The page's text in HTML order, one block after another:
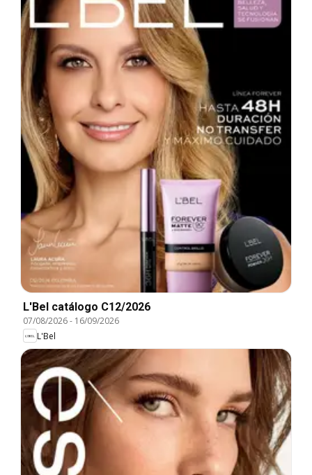
L'Bel catálogo C12/2026
07/08/2026- 16/09/2026
L'Bel